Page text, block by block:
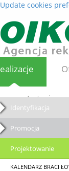
Update cookies
Loterie
Identyfikacja
Promocja
Projektowanie
KALENDARZ BRACI